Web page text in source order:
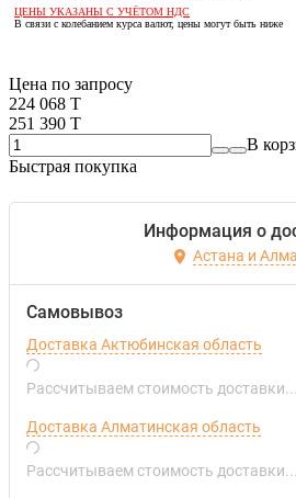
ЦЕНЫ УКАЗАНЫ С УЧЁТОМ НДС
В связи с колебанием курса валют, цены могут быть ниже
Цена по запросу
224 068 T
251 390 T
В
Быстрая покупка
Информация о
Астана и
Самовывоз
Доставка Актюбинская область
Рассчитываем стоимость доставки...
Доставка Алматинская область
Рассчитываем стоимость доставки...